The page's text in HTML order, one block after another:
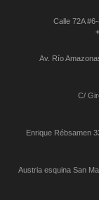
Calle 72A
Av. Río
C/
Enrique Rébsamen
Austria esquina San